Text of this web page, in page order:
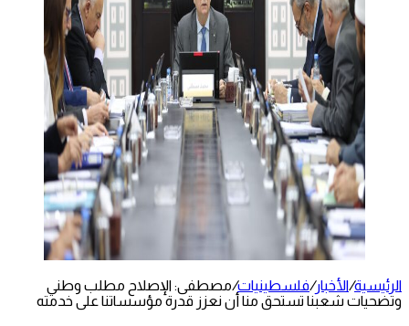
الرئيسية/الأخبار/فلسطينيات/مصطفى: الإصلاح مطلب وطني
وتضحيات شعبنا تستحق منا أن نعزز قدرة مؤسساتنا على خدمته